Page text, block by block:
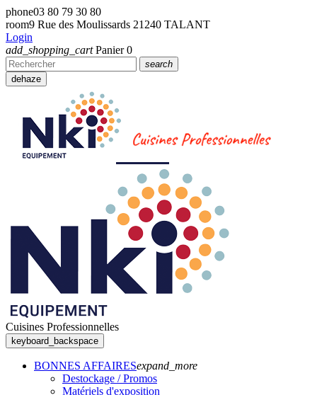
phone03 80 79 30 80
room9 Rue des Moulissards 21240 TALANT
Login
add_shopping_cart Panier 0
search
dehaze
Cuisines Professionnelles
keyboard_backspace
BONNES AFFAIRESexpand_more
Destockage / Promos
Matériels d'exposition